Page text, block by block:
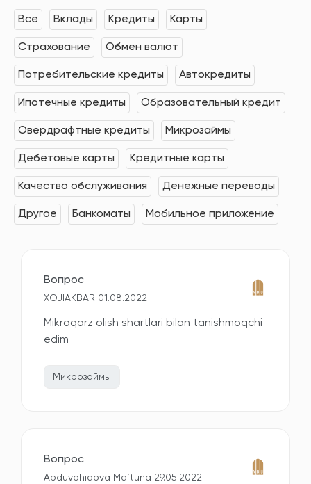
Все Вклады Кредиты Карты
Страхование Обмен валют
Потребительские кредиты Автокредиты
Ипотечные кредиты Образовательный кредит
Овердрафтные кредиты Микрозаймы
Дебетовые карты Кредитные карты
Качество обслуживания Денежные переводы
Другое Банкоматы Мобильное приложение
Вопрос
XOJIAKBAR 01.08.2022
Mikroqarz olish shartlari bilan tanishmoqchi
edim
Микрозаймы
Вопрос
Abduvohidova Maftuna 29.05.2022